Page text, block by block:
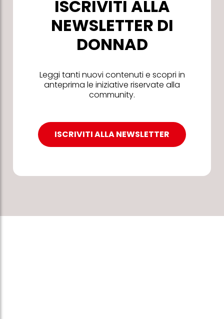
ISCRIVITI ALLA
NEWSLETTER DI
DONNAD
Leggi tanti nuovi contenuti e scopri in
anteprima le iniziative riservate alla
community.
ISCRIVITI ALLA NEWSLETTER